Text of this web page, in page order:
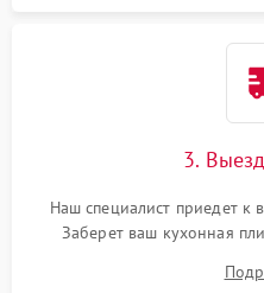
3.
Наш специалист приедет к
Заберет ваш кухонная